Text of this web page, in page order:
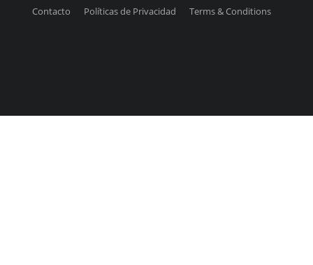
Contacto Políticas de Privacidad Terms & Conditions